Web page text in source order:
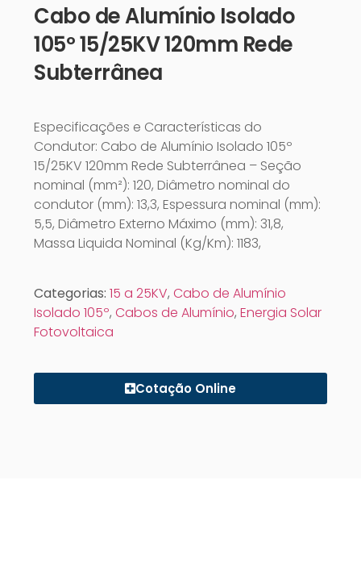
Cabo de Alumínio Isolado
105º 15/25KV 120mm Rede
Subterrânea
Especificações e Características do
Condutor: Cabo de Alumínio Isolado 105º
15/25KV 120mm Rede Subterrânea – Seção
nominal (mm²): 120, Diâmetro nominal do
condutor (mm): 13,3, Espessura nominal (mm):
5,5, Diâmetro Externo Máximo (mm): 31,8,
Massa Liquida Nominal (Kg/Km): 1183,
Categorias: 15 a 25KV, Cabo de Alumínio
Isolado 105º, Cabos de Alumínio, Energia Solar
Fotovoltaica
Cotação Online